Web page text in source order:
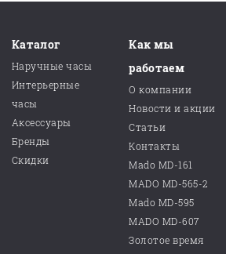
Каталог
Наручные часы
Интерьерные
часы
Аксессуары
Бренды
Скидки
Как мы
работаем
О компании
Новости и акции
Статьи
Контакты
Mado MD-161
MADO MD-565-2
Mado MD-595
MADO MD-607
Золотое время